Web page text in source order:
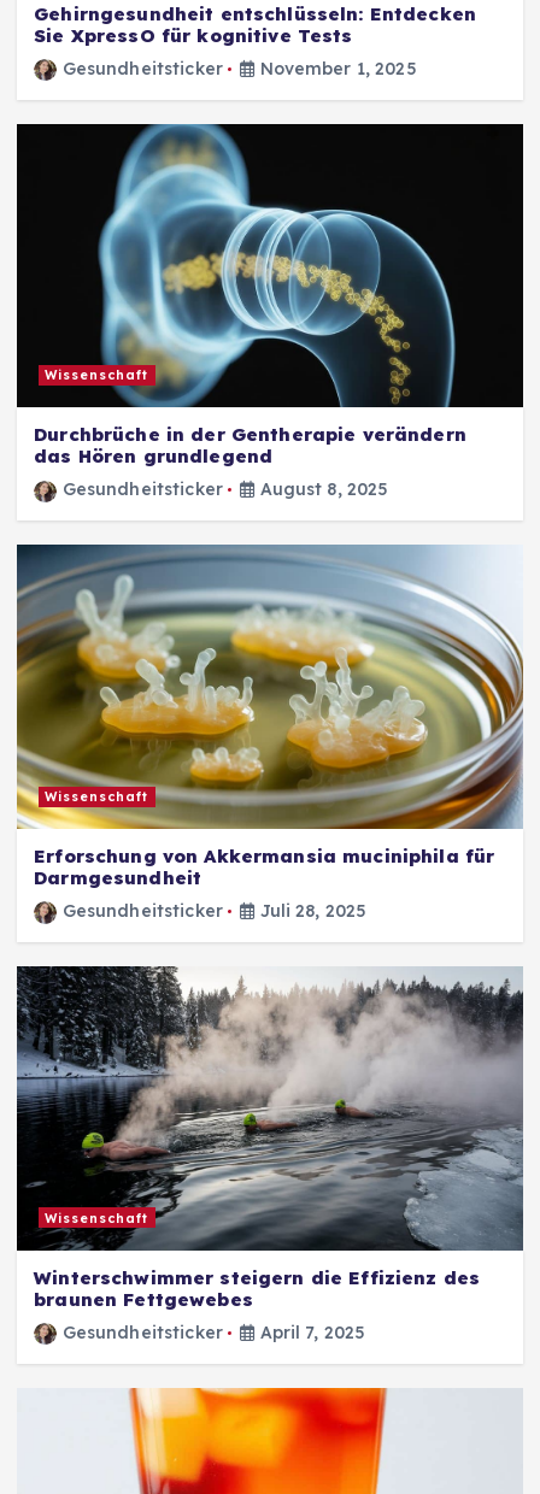
Gehirngesundheit entschlüsseln: Entdecken
Sie XpressO für kognitive Tests
Gesundheitsticker November 1, 2025
Wissenschaft
Durchbrüche in der Gentherapie verändern
das Hören grundlegend
Gesundheitsticker August 8, 2025
Wissenschaft
Erforschung von Akkermansia muciniphila für
Darmgesundheit
Gesundheitsticker Juli 28, 2025
Wissenschaft
Winterschwimmer steigern die Effizienz des
braunen Fettgewebes
Gesundheitsticker April 7, 2025